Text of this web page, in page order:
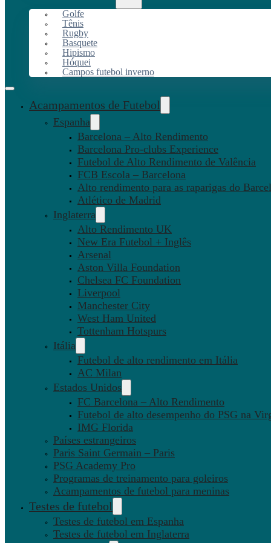
Golfe
Tênis
Rugby
Basquete
Hipismo
Hóquei
Campos futebol inverno
Acampamentos de Futebol
Espanha
Barcelona – Alto Rendimento
Barcelona Pro-clubs Experience
Futebol de Alto Rendimento de Valência
FCB Escola – Barcelona
Alto rendimento para as raparigas do
Atlético de Madrid
Inglaterra
Alto Rendimento UK
New Era Futebol + Inglês
Arsenal
Aston Villa Foundation
Chelsea FC Foundation
Liverpool
Manchester City
West Ham United
Tottenham Hotspurs
Itália
Futebol de alto rendimento em Itália
AC Milan
Estados Unidos
FC Barcelona – Alto Rendimento
Futebol de alto desempenho do PSG na
IMG Florida
Países estrangeiros
Paris Saint Germain – Paris
PSG Academy Pro
Programas de treinamento para goleiros
Acampamentos de futebol para meninas
Testes de futebol
Testes de futebol em Espanha
Testes de futebol em Inglaterra